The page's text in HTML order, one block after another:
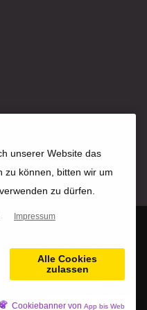
|
Media GmbH
|Datenschutz|
unserer Website das
zu können, bitten wir um
zu dürfen.
Impressum
Alle Cookies
zulassen
Cookiebanner von App bis Web